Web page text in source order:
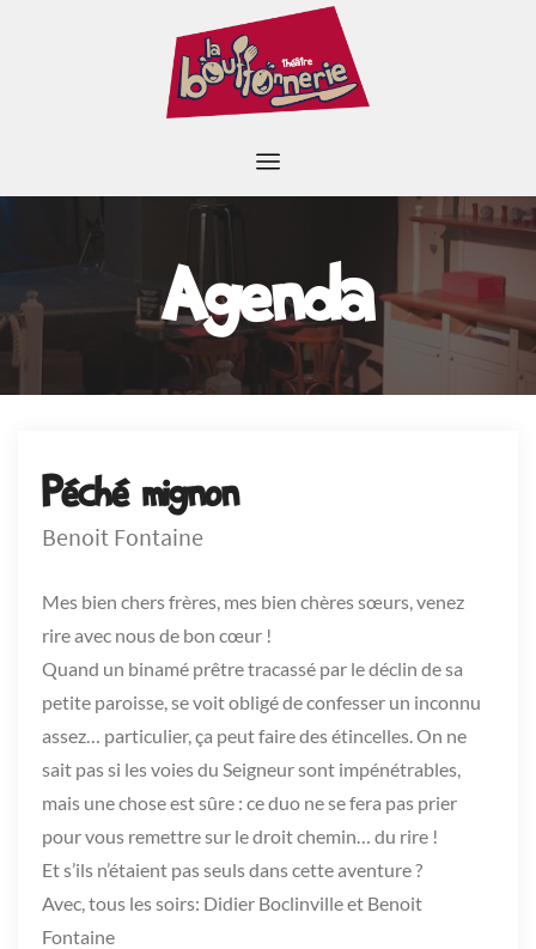
Agenda
Péché mignon
Benoit Fontaine
Mes bien chers frères, mes bien chères sœurs, venez
rire avec nous de bon cœur !
Quand un binamé prêtre tracassé par le déclin de sa
petite paroisse, se voit obligé de confesser un inconnu
assez… particulier, ça peut faire des étincelles. On ne
sait pas si les voies du Seigneur sont impénétrables,
mais une chose est sûre : ce duo ne se fera pas prier
pour vous remettre sur le droit chemin… du rire !
Et s’ils n’étaient pas seuls dans cette aventure ?
Avec, tous les soirs: Didier Boclinville et Benoit
Fontaine